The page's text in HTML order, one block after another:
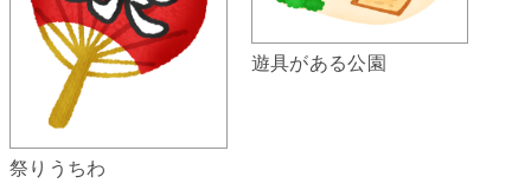
祭りうちわ
遊具がある公園